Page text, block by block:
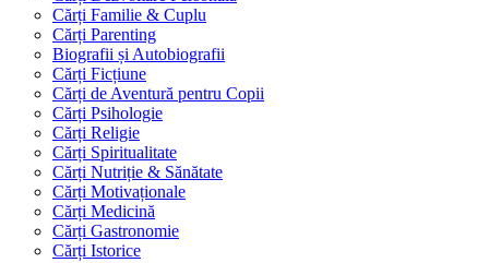
Cărți Familie & Cuplu
Cărți Parenting
Biografii și Autobiografii
Cărți Ficțiune
Cărți de Aventură pentru Copii
Cărți Psihologie
Cărți Religie
Cărți Spiritualitate
Cărți Nutriție & Sănătate
Cărți Motivaționale
Cărți Medicină
Cărți Gastronomie
Cărți Istorice